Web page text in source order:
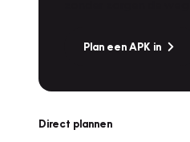
Plan een APK in
Direct plannen